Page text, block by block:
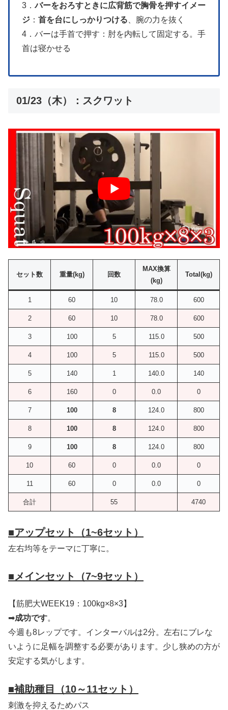
3．バーをおろすときに広背筋で胸骨を押すイメー
ジ ： 首を台にしっかりつける 、腕の力を抜く
4．バーは手首で押す：肘を内転して固定する。手
首は寝かせる
01/23（木）：スクワット
セット数 重量(kg) 回数
MAX換算
(kg)
Total(kg)
1 60 10 78.0 600
2 60 10 78.0 600
3 100 5 115.0 500
4 100 5 115.0 500
5 140 1 140.0 140
6 160 0 0.0 0
7 100 8 124.0 800
8 100 8 124.0 800
9 100 8 124.0 800
10 60 0 0.0 0
11 60 0 0.0 0
合計 55 4740
■アップセット（1~6セット）
左右均等をテーマに丁寧に。
■メインセット（7~9セット）
【筋肥大WEEK19：100kg×8×3】
➡成功です。
今週も8レップです。インターバルは2分。左右にブレな
いように足幅を調整する必要があります。少し狭めの方が
安定する気がします。
■補助種目（10～11セット）
刺激を抑えるためパス